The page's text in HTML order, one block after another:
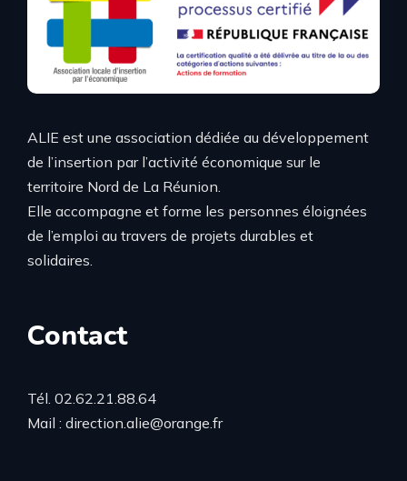
ALIE est une association dédiée au développement
de l’insertion par l’activité économique sur le
territoire Nord de La Réunion.
Elle accompagne et forme les personnes éloignées
de l’emploi au travers de projets durables et
solidaires.
Contact
Tél. 02.62.21.88.64
Mail : direction.alie@orange.fr